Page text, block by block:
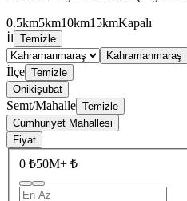
0.5km5km10km15kmKapalı
İl Temizle
Kahramanmaraş
İlçe Temizle
Onikişubat
Semt/Mahalle Temizle
Cumhuriyet Mahallesi
Fiyat
0 ₺50M+ ₺